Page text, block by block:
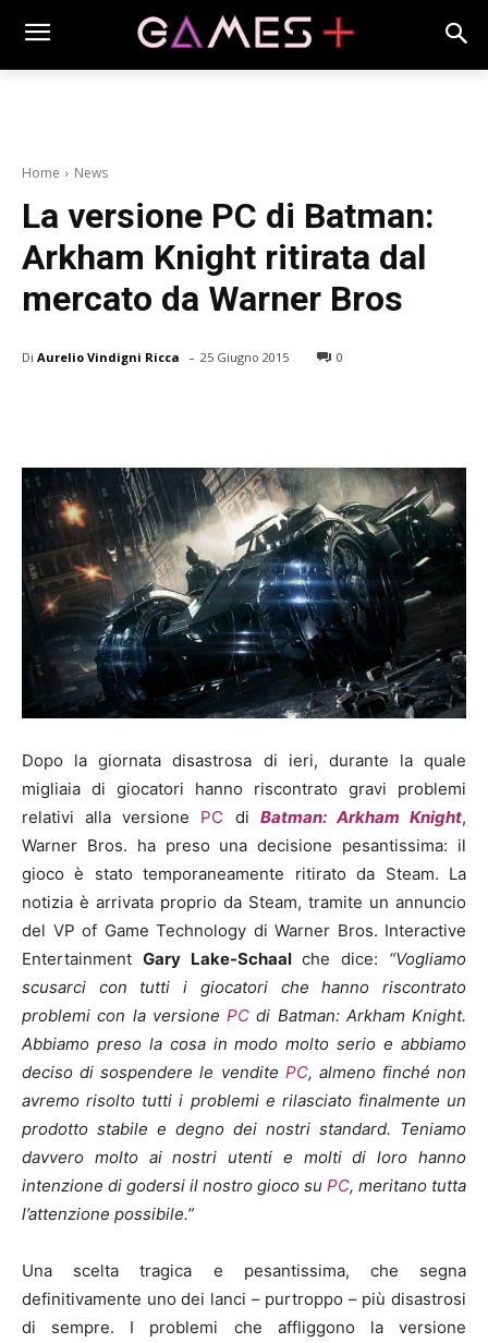
Home News
La versione PC di Batman:
Arkham Knight ritirata dal
mercato da Warner Bros
Di Aurelio Vindigni Ricca - 25 Giugno 2015 0
Dopo la giornata disastrosa di ieri, durante la quale
migliaia di giocatori hanno riscontrato gravi problemi
relativi alla versione PC di Batman: Arkham Knight,
Warner Bros. ha preso una decisione pesantissima: il
gioco è stato temporaneamente ritirato da Steam. La
notizia è arrivata proprio da Steam, tramite un annuncio
del VP of Game Technology di Warner Bros. Interactive
Entertainment Gary Lake-Schaalche dice: “Vogliamo
scusarci con tutti i giocatori che hanno riscontrato
problemi con la versione PC di Batman: Arkham Knight.
Abbiamo preso la cosa in modo molto serio e abbiamo
deciso di sospendere le vendite PC, almeno finché non
avremo risolto tutti i problemi e rilasciato finalmente un
prodotto stabile e degno dei nostri standard. Teniamo
davvero molto ai nostri utenti e molti di loro hanno
intenzione di godersi il nostro gioco su PC, meritano tutta
l’attenzione possibile.”
Una scelta tragica e pesantissima, che segna
definitivamente uno dei lanci – purtroppo – più disastrosi
di sempre. I problemi che affliggono la versione